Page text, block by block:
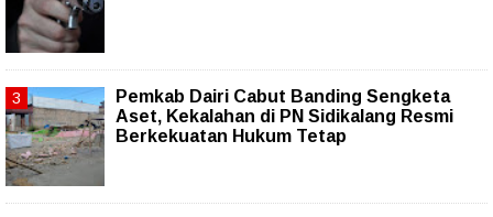
Pemkab Dairi Cabut Banding Sengketa
Aset, Kekalahan di PN Sidikalang Resmi
Berkekuatan Hukum Tetap